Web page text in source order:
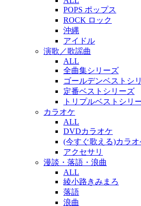
POPS ポップス
ROCK ロック
沖縄
アイドル
演歌／歌謡曲
ALL
全曲集シリーズ
ゴールデンベストシ
定番ベストシリーズ
トリプルベストシリ
カラオケ
ALL
DVDカラオケ
(今すぐ歌える)カラオ
アクセサリ
漫談・落語・浪曲
ALL
綾小路きみまろ
落語
浪曲